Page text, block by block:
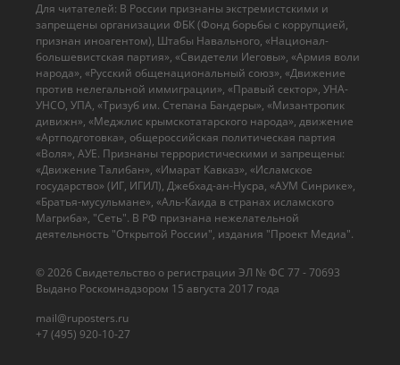
© 2026 Cвидетельство о регистрации ЭЛ № ФС 77 - 70693
Выдано Роскомнадзором 15 августа 2017 года
mail@ruposters.ru
+7 (495) 920-10-27
Для читателей: В России признаны экстремистскими и
запрещены организации ФБК (Фонд борьбы с коррупцией,
признан иноагентом), Штабы Навального, «Национал-
большевистская партия», «Свидетели Иеговы», «Армия воли
народа», «Русский общенациональный союз», «Движение
против нелегальной иммиграции», «Правый сектор», УНА-
УНСО, УПА, «Тризуб им. Степана Бандеры», «Мизантропик
дивижн», «Меджлис крымскотатарского народа», движение
«Артподготовка», общероссийская политическая партия
«Воля», АУЕ. Признаны террористическими и запрещены:
«Движение Талибан», «Имарат Кавказ», «Исламское
государство» (ИГ, ИГИЛ), Джебхад-ан-Нусра, «АУМ Синрике»,
«Братья-мусульмане», «Аль-Каида в странах исламского
Магриба», "Сеть". В РФ признана нежелательной
деятельность "Открытой России", издания "Проект Медиа".